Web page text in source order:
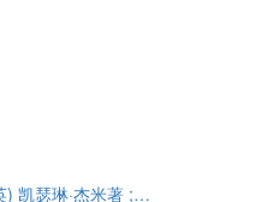
) 凯瑟琳·杰米著 ;…